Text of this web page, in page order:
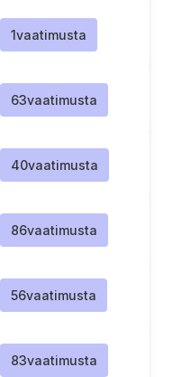
1vaatimusta
63vaatimusta
40vaatimusta
86vaatimusta
56vaatimusta
83vaatimusta